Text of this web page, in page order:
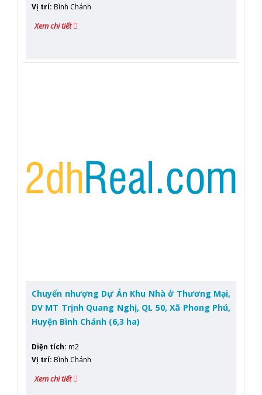
Vị trí: Bình Chánh
Xem chi tiết
Chuyển nhượng Dự Án Khu Nhà ở Thương Mại,
DV MT Trịnh Quang Nghị, QL 50, Xã Phong Phú,
Huyện Bình Chánh (6,3 ha)
Diện tích: m2
Vị trí: Bình Chánh
Xem chi tiết